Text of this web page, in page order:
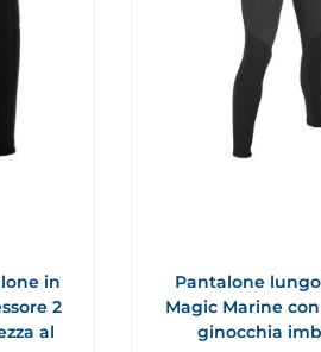
in
2
al
Pantalone
Magic Marine
ginocchia